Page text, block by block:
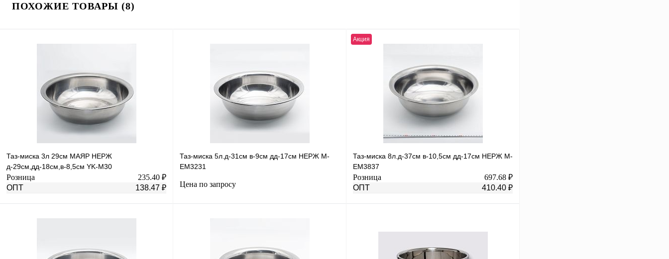
ПОХОЖИЕ ТОВАРЫ (8)
Таз-миска 3л 29см МАЯР НЕРЖ
д-29см,дд-18см,в-8,5см YK-M30
Розница
235.40 ₽
ОПТ
138.47 ₽
К сравнению
Таз-миска 5л.д-31см в-9см дд-17см НЕРЖ М-
ЕМ3231
Цена по запросу
Купить в 1 клик К сравнению
Акция
Таз-миска 8л.д-37см в-10,5см дд-17см НЕРЖ М-
ЕМ3837
Розница
697.68 ₽
ОПТ
410.40 ₽
Купить в 1 клик К сравнению